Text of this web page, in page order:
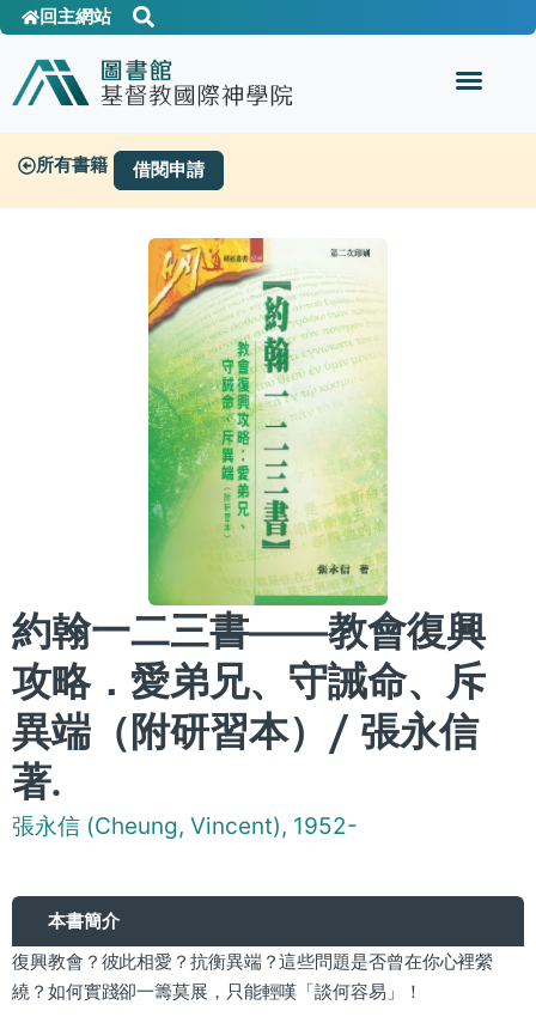
回主網站
所有書籍 借閱申請
約翰一二三書——教會復興
攻略．愛弟兄、守誡命、斥
異端（附研習本）/ 張永信
著.
張永信 (Cheung, Vincent), 1952-
本書簡介
復興教會？彼此相愛？抗衡異端？這些問題是否曾在你心裡縈
繞？如何實踐卻一籌莫展，只能輕嘆「談何容易」！